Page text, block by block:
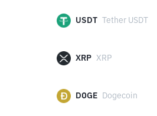
USDT Tether USDT
XRP XRP
DOGE Dogecoin